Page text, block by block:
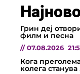
Грин деј
филм и песна
// 07.08.2026
Кога
колега